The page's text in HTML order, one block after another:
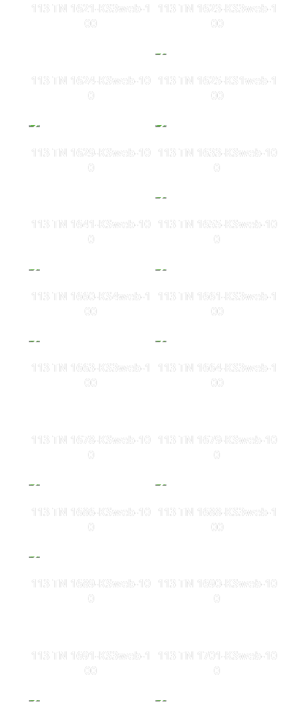
113 TN 1621-KS3web-1
00
113 TN 1623-KS3web-1
00
113 TN 1624-KSweb-10
0
113 TN 1625-KS1web-1
00
113 TN 1629-KSweb-10
0
113 TN 1633-KSweb-10
0
113 TN 1641-KSweb-10
0
113 TN 1655-KSweb-10
0
113 TN 1660-KS4web-1
00
113 TN 1661-KS3web-1
00
113 TN 1663-KS3web-1
00
113 TN 1664-KS3web-1
00
113 TN 1678-KSweb-10
0
113 TN 1679-KSweb-10
0
113 TN 1686-KSweb-10
0
113 TN 1688-KS3web-1
00
113 TN 1689-KSweb-10
0
113 TN 1690-KSweb-10
0
113 TN 1691-KS3web-1
00
113 TN 1701-KSweb-10
0